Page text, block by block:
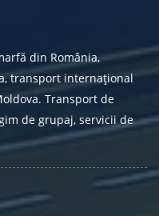
din România,
transport internațional
Transport de
de grupaj, servicii de